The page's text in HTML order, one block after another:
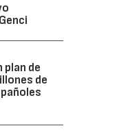
plan de
de